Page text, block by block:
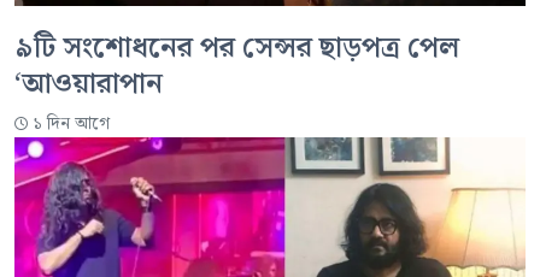
৯টি সংশোধনের পর সেন্সর ছাড়পত্র পেল
‘আওয়ারাপান
১ দিন আগে